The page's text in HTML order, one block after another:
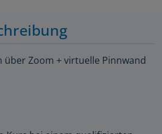
über Zoom + virtuelle Pinnwand